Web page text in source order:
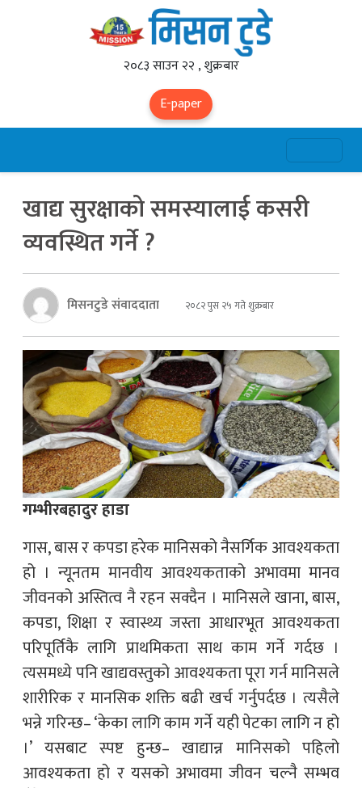
२०८३ साउन २२ , शुक्रबार
E-paper
खाद्य सुरक्षाको समस्यालाई कसरी
व्यवस्थित गर्ने ?
मिसनटुडे संवाददाता २०८२ पुस २५ गते शुक्रबार
गम्भीरबहादुर हाडा
गास, बास र कपडा हरेक मानिसको नैसर्गिक आवश्यकता
हो । न्यूनतम मानवीय आवश्यकताको अभावमा मानव
जीवनको अस्तित्व नै रहन सक्दैन । मानिसले खाना, बास,
कपडा, शिक्षा र स्वास्थ्य जस्ता आधारभूत आवश्यकता
परिपूर्तिकै लागि प्राथमिकता साथ काम गर्ने गर्दछ ।
त्यसमध्ये पनि खाद्यवस्तुको आवश्यकता पूरा गर्न मानिसले
शारीरिक र मानसिक शक्ति बढी खर्च गर्नुपर्दछ । त्यसैले
भन्ने गरिन्छ– ‘केका लागि काम गर्ने यही पेटका लागि न हो
।’ यसबाट स्पष्ट हुन्छ– खाद्यान्न मानिसको पहिलो
आवश्यकता हो र यसको अभावमा जीवन चल्नै सम्भव